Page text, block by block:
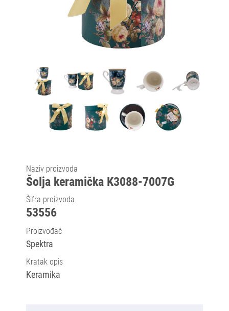
Naziv proizvoda
Šolja keramička K3088-7007G
Šifra proizvoda
53556
Proizvođač
Spektra
Kratak opis
Keramika